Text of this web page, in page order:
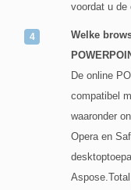
voordat u de
Welke
De online
compatibel
waaronder
Opera en